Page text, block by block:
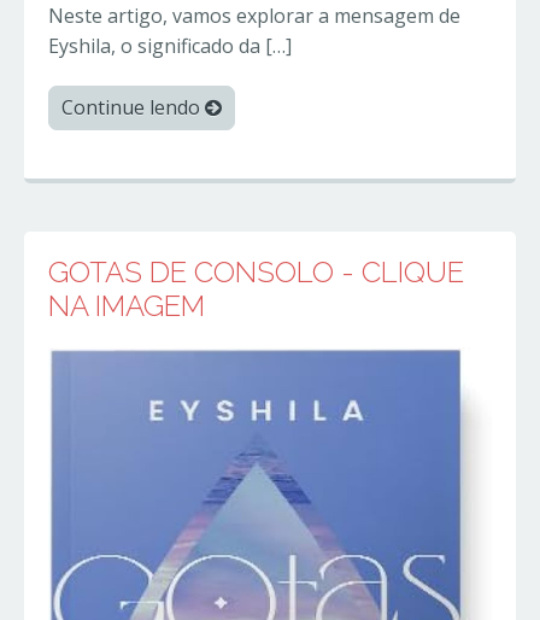
Neste artigo, vamos explorar a mensagem de
Eyshila, o significado da […]
Continue lendo
GOTAS DE CONSOLO - CLIQUE
NA IMAGEM